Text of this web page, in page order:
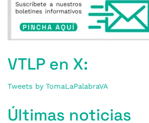
VTLP en X:
Tweets by TomaLaPalabraVA
Últimas noticias